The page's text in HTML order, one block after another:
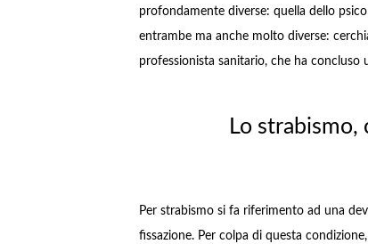
profondamente diverse: quella dello
entrambe ma anche molto diverse:
professionista sanitario, che ha
Lo strabismo,
Per strabismo si fa riferimento ad una
fissazione. Per colpa di questa